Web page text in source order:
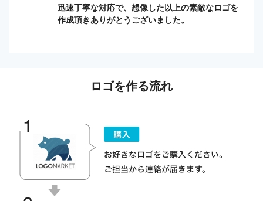
迅速丁寧な対応で、想像した以上の素敵なロゴを
作成頂きありがとうございました。
ロゴを作る流れ